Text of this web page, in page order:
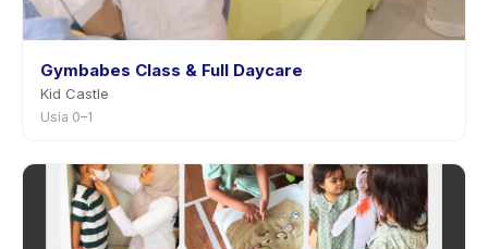
Gymbabes Class & Full Daycare
Kid Castle
Usia 0–1